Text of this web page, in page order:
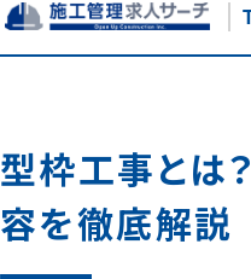
型枠工事とは
容を徹底解説